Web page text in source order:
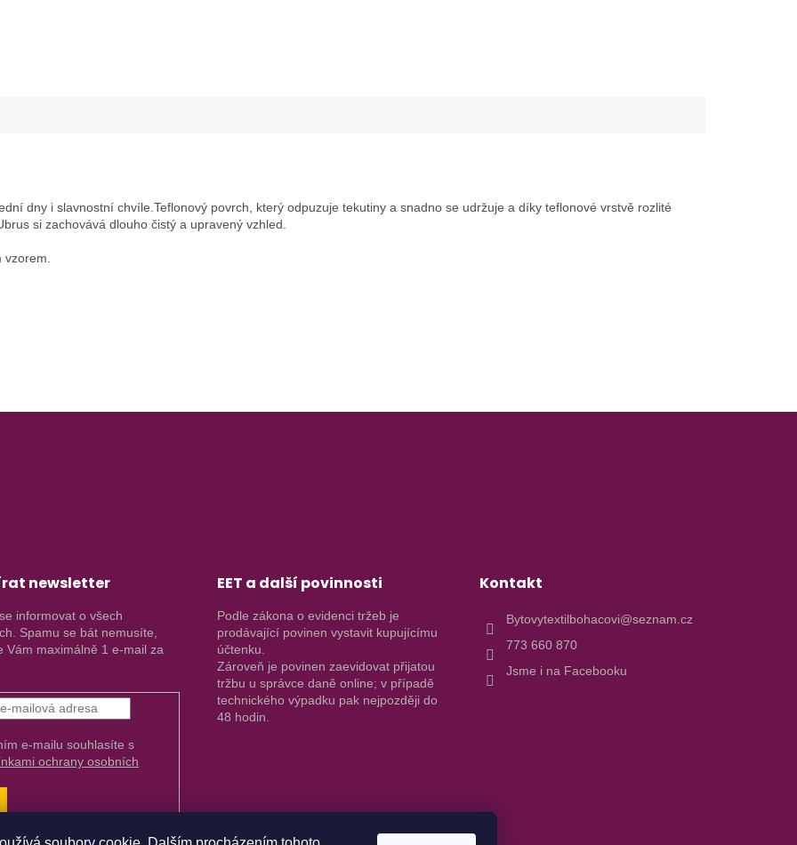
dny i slavnostní chvíle.Teflonový povrch, který odpuzuje tekutiny a snadno se udržuje a díky teflonové vrstvě rozlité
si zachovává dlouho čistý a upravený vzhled.
newsletter
informovat o všech
Spamu se bát nemusíte,
Vám maximálně 1 e-mail za
e-mailu souhlasíte s
ochrany osobních
EET a další povinnosti
Podle zákona o evidenci tržeb je
prodávající povinen vystavit kupujícímu
účtenku.
Zároveň je povinen zaevidovat přijatou
tržbu u správce daně online; v případě
technického výpadku pak nejpozději do
48 hodin.
Kontakt
Bytovytextilbohacovi@seznam.cz
773 660 870
Jsme i na Facebooku